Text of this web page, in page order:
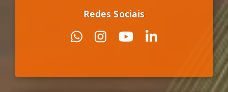
Redes Sociais